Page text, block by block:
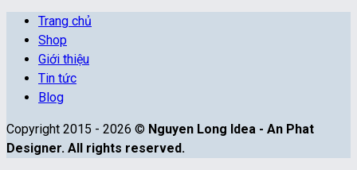
Trang chủ
Shop
Giới thiệu
Tin tức
Blog
Copyright 2015 - 2026 © Nguyen Long Idea - An Phat
Designer. All rights reserved.